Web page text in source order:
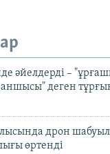
әйелдерді –
деген тұрғын
дрон
өртенді